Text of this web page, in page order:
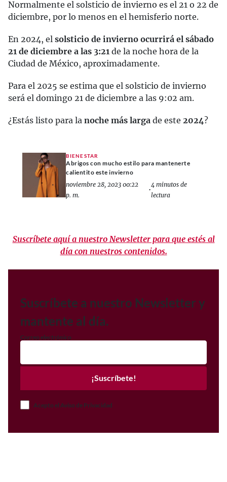
Normalmente el solsticio de invierno es el 21 o 22 de
diciembre, por lo menos en el hemisferio norte.
En 2024, el solsticio de invierno ocurrirá el sábado
21 de diciembre a las 3:21 de la noche hora de la
Ciudad de México, aproximadamente.
Para el 2025 se estima que el solsticio de invierno
será el domingo 21 de diciembre a las 9:02 am.
¿Estás listo para la noche más larga de este 2024?
BIENESTAR
Abrigos con mucho estilo para mantenerte
calientito este invierno
noviembre 28, 2023 00:22
p. m.
•
4 minutos de
lectura
Suscríbete aquí a nuestro Newsletter para que estés al
día con nuestros contenidos.
Suscríbete a nuestro Newsletter y
mantente al día.
Correo electrónico
¡Suscríbete!
Acepto el Aviso de Privacidad